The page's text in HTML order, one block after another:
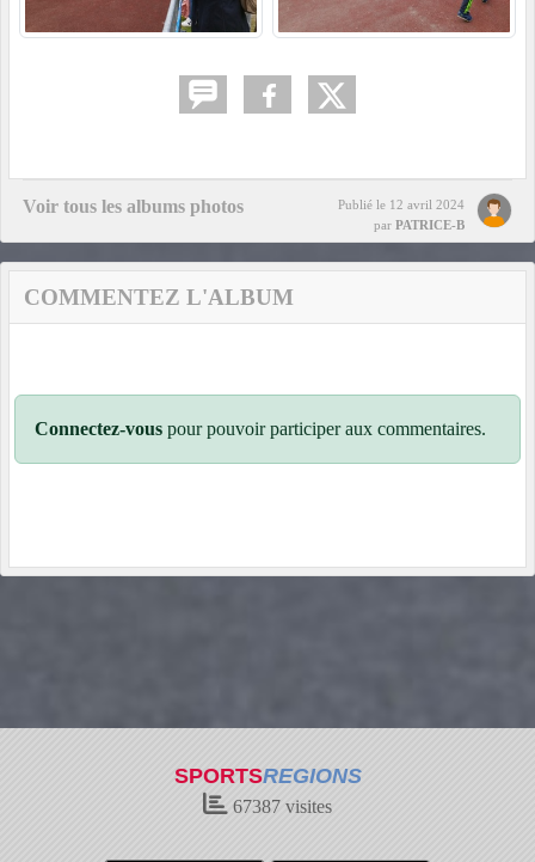
Voir tous les albums photos Publié le 12 avril 2024
par PATRICE-B
COMMENTEZ L'ALBUM
Connectez-vous pour pouvoir participer aux commentaires.
SPORTSREGIONS
67387 visites